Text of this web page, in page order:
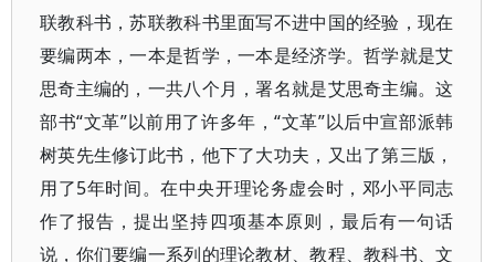
联教科书，苏联教科书里面写不进中国的经验，现在
要编两本，一本是哲学，一本是经济学。哲学就是艾
思奇主编的，一共八个月，署名就是艾思奇主编。这
部书“文革”以前用了许多年，“文革”以后中宣部派韩
树英先生修订此书，他下了大功夫，又出了第三版，
用了5年时间。在中央开理论务虚会时，邓小平同志
作了报告，提出坚持四项基本原则，最后有一句话
说，你们要编一系列的理论教材、教程、教科书、文